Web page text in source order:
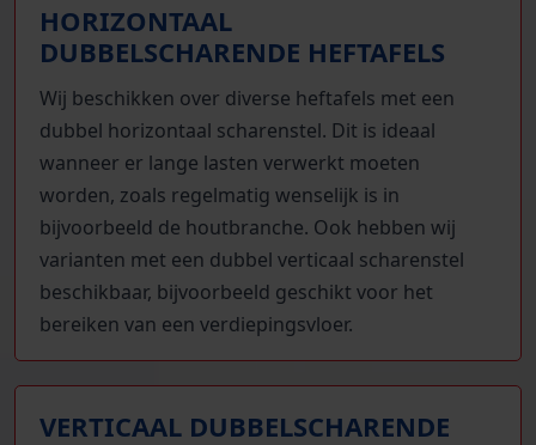
HORIZONTAAL
DUBBELSCHARENDE HEFTAFELS
Wij beschikken over diverse heftafels met een
dubbel horizontaal scharenstel. Dit is ideaal
wanneer er lange lasten verwerkt moeten
worden, zoals regelmatig wenselijk is in
bijvoorbeeld de houtbranche. Ook hebben wij
varianten met een dubbel verticaal scharenstel
beschikbaar, bijvoorbeeld geschikt voor het
bereiken van een verdiepingsvloer.
VERTICAAL DUBBELSCHARENDE